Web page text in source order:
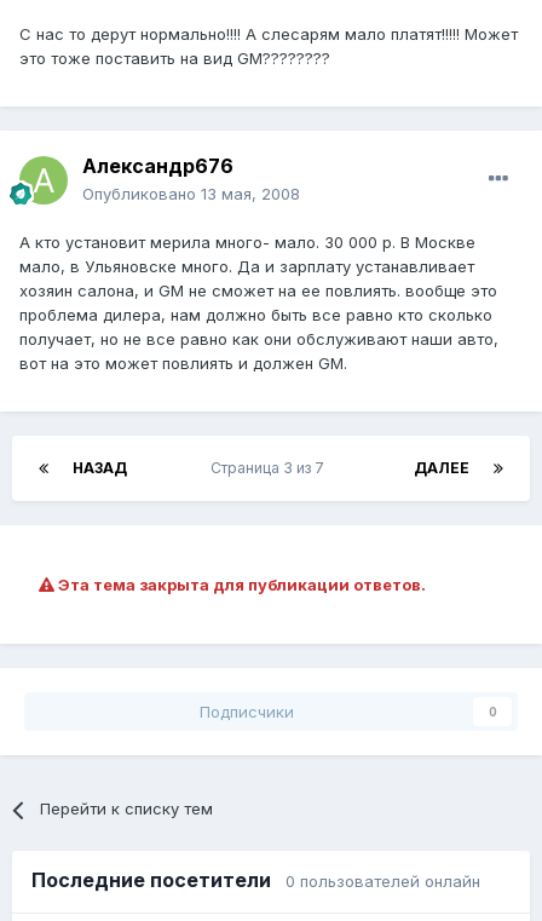
С нас то дерут нормально!!!! А слесарям мало платят!!!!! Может
это тоже поставить на вид GM????????
Александр676
Опубликовано 13 мая, 2008
А кто установит мерила много- мало. 30 000 р. В Москве
мало, в Ульяновске много. Да и зарплату устанавливает
хозяин салона, и GM не сможет на ее повлиять. вообще это
проблема дилера, нам должно быть все равно кто сколько
получает, но не все равно как они обслуживают наши авто,
вот на это может повлиять и должен GM.
НАЗАД ДАЛЕЕ
Страница 3 из 7
Эта тема закрыта для публикации ответов.
Подписчики 0
Перейти к списку тем
Последние посетители 0 пользователей онлайн